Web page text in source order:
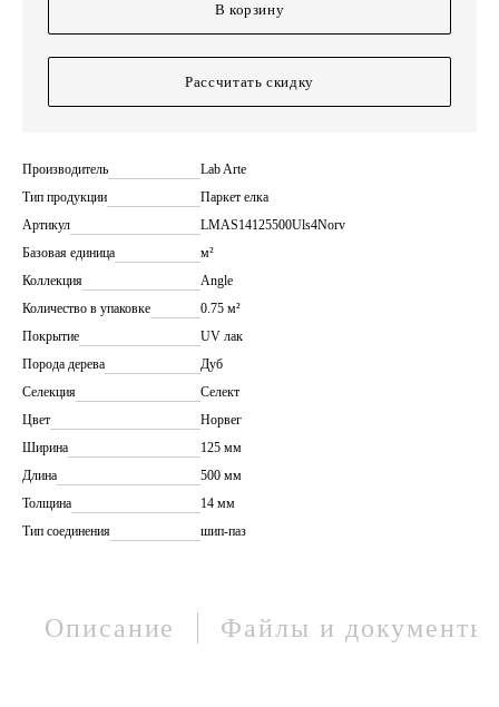
В корзину
Рассчитать скидку
Производитель
Lab Arte
Тип продукции
Паркет елка
Артикул
LMAS14125500Uls4Norv
Базовая единица
м²
Коллекция
Angle
Количество в упаковке
0.75 м²
Покрытие
UV лак
Порода дерева
Дуб
Селекция
Селект
Цвет
Норвег
Ширина
125 мм
Длина
500 мм
Толщина
14 мм
Тип соединения
шип-паз
Описание Файлы и документы